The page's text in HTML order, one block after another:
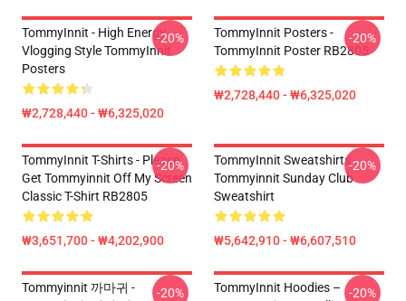
TommyInnit - High Energy
Vlogging Style TommyInnit
Posters
₩2,728,440 - ₩6,325,020
-20%
TommyInnit Posters -
TommyInnit Poster RB2805
₩2,728,440 - ₩6,325,020
-20%
TommyInnit T-Shirts - Please
Get Tommyinnit Off My Screen
Classic T-Shirt RB2805
₩3,651,700 - ₩4,202,900
-20%
TommyInnit Sweatshirts -
Tommyinnit Sunday Club
Sweatshirt
₩5,642,910 - ₩6,607,510
-20%
Tommyinnit 까마귀 -
-20%
TommyInnit Hoodies –
-20%